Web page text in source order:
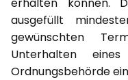
ausgefüllt
gewünschten
Unterhalten
Ordnungsbehörde